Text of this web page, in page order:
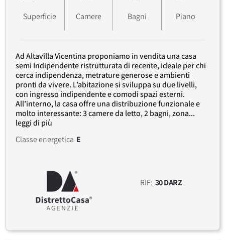
Superficie Camere Bagni Piano
Ad Altavilla Vicentina proponiamo in vendita una casa
semi Indipendente ristrutturata di recente, ideale per chi
cerca indipendenza, metrature generose e ambienti
pronti da vivere. L’abitazione si sviluppa su due livelli,
con ingresso indipendente e comodi spazi esterni.
All’interno, la casa offre una distribuzione funzionale e
molto interessante: 3 camere da letto, 2 bagni, zona...
leggi di più
RIF: 30 DARZ
Classe energetica E